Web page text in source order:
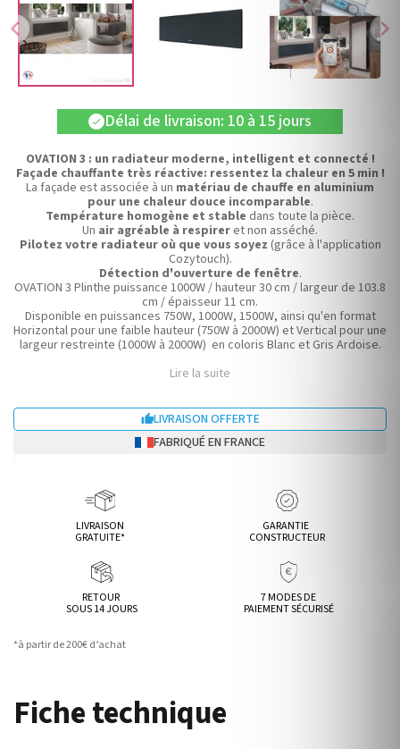
chevron_left chevron_right
check Délai de livraison: 10 à 15 jours
OVATION 3 : un radiateur moderne, intelligent et connecté !
Façade chauffante très réactive: ressentez la chaleur en 5 min !
La façade est associée à un matériau de chauffe en aluminium
pour une chaleur douce incomparable.
Température homogène et stable dans toute la pièce.
Un air agréable à respirer et non asséché.
Pilotez votre radiateur où que vous soyez (grâce à l'application
Cozytouch).
Détection d'ouverture de fenêtre.
OVATION 3 Plinthe puissance 1000W / hauteur 30 cm / largeur de 103.8
cm / épaisseur 11 cm.
Disponible en puissances 750W, 1000W, 1500W, ainsi qu'en format
Horizontal pour une faible hauteur (750W à 2000W) et Vertical pour une
largeur restreinte (1000W à 2000W) en coloris Blanc et Gris Ardoise.
Lire la suite
LIVRAISON OFFERTE
FABRIQUÉ EN FRANCE
LIVRAISON
GRATUITE*
GARANTIE
CONSTRUCTEUR
RETOUR
SOUS 14 JOURS
7 MODES DE
PAIEMENT SÉCURISÉ
*à partir de 200€ d’achat
Fiche technique